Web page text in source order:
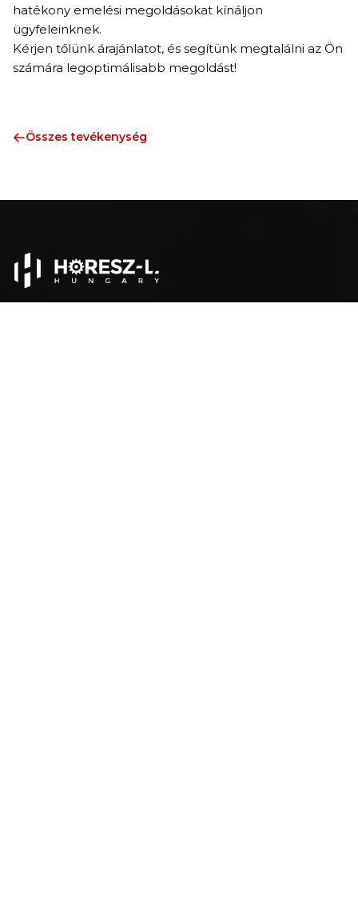
hatékony emelési megoldásokat kínáljon
ügyfeleinknek.
Kérjen tőlünk árajánlatot, és segítünk megtalálni az Ön
számára legoptimálisabb megoldást!
Összes tevékenység